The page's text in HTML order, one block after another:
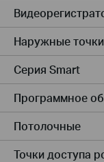
Наружные
Серия Smart
Программное
Потолочные
Точки доступа